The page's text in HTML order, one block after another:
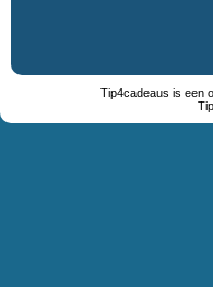
Tip4cadeaus is een